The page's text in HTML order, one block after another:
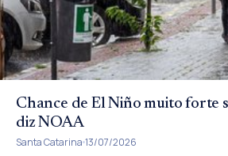
Chance de El Niño muito forte
diz NOAA
Santa Catarina 13/07/2026